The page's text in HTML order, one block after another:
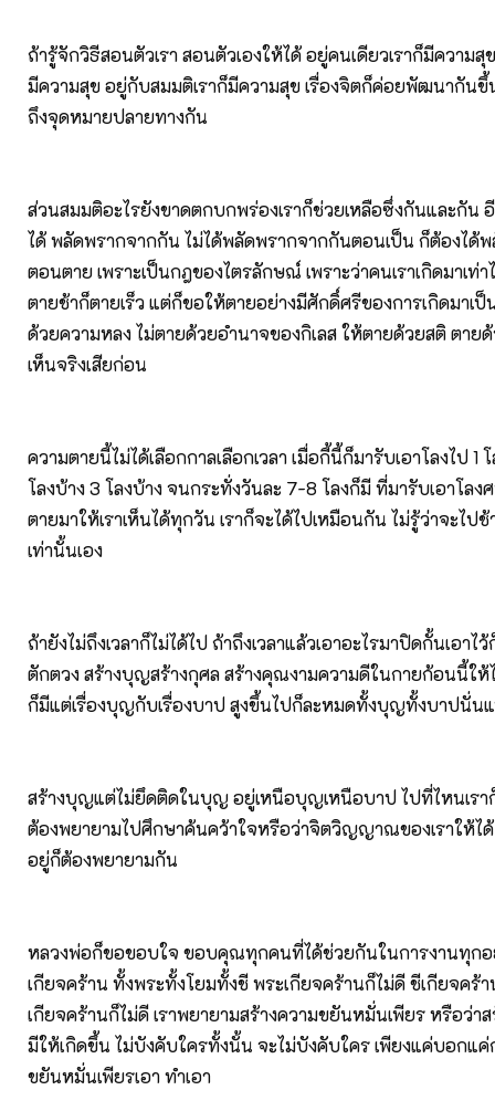
ถ้ารู้จักวิธีสอนตัวเรา สอนตัวเองให้ได้ อยู่คนเดียวเราก็มีความสุ
มีความสุข อยู่กับสมมติเราก็มีความสุข เรื่องจิตก็ค่อยพัฒนากันขึ้
ถึงจุดหมายปลายทางกัน
ส่วนสมมติอะไรยังขาดตกบกพร่องเราก็ช่วยเหลือซึ่งกันและกัน
ได้ พลัดพรากจากกัน ไม่ได้พลัดพรากจากกันตอนเป็น ก็ต้องได้
ตอนตาย เพราะเป็นกฎของไตรลักษณ์ เพราะว่าคนเราเกิดมาเท่
ตายช้าก็ตายเร็ว แต่ก็ขอให้ตายอย่างมีศักดิ์ศรีของการเกิดมา
ด้วยความหลง ไม่ตายด้วยอำนาจของกิเลส ให้ตายด้วยสติ ตา
เห็นจริงเสียก่อน
ความตายนี้ไม่ได้เลือกกาลเลือกเวลา เมื่อกี้นี้ก็มารับเอาโลงไป 1
โลงบ้าง 3 โลงบ้าง จนกระทั่งวันละ 7-8 โลงก็มี ที่มารับเอาโลง
ตายมาให้เราเห็นได้ทุกวัน เราก็จะได้ไปเหมือนกัน ไม่รู้ว่าจะไปช้
เท่านั้นเอง
ถ้ายังไม่ถึงเวลาก็ไม่ได้ไป ถ้าถึงเวลาแล้วเอาอะไรมาปิดกั้นเอาไ
ตักตวง สร้างบุญสร้างกุศล สร้างคุณงามความดีในกายก้อนนี้ใ
ก็มีแต่เรื่องบุญกับเรื่องบาป สูงขึ้นไปก็ละหมดทั้งบุญทั้งบาปนั่น
สร้างบุญแต่ไม่ยึดติดในบุญ อยู่เหนือบุญเหนือบาป ไปที่ไหนเรา
ต้องพยายามไปศึกษาค้นคว้าใจหรือว่าจิตวิญญาณของเราให้ไ
อยู่ก็ต้องพยายามกัน
หลวงพ่อก็ขอขอบใจ ขอบคุณทุกคนที่ได้ช่วยกันในการงานทุกอ
เกียจคร้าน ทั้งพระทั้งโยมทั้งชี พระเกียจคร้านก็ไม่ดี ชีเกียจคร้
เกียจคร้านก็ไม่ดี เราพยายามสร้างความขยันหมั่นเพียร หรือว่า
มีให้เกิดขึ้น ไม่บังคับใครทั้งนั้น จะไม่บังคับใคร เพียงแค่บอกแ
ขยันหมั่นเพียรเอา ทำเอา